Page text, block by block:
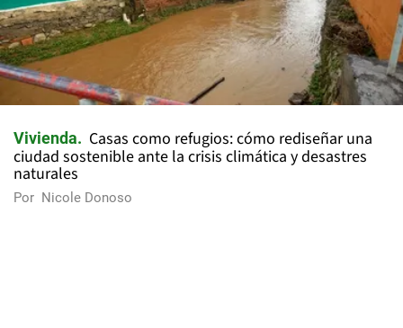
Vivienda
Casas como refugios: cómo rediseñar una
ciudad sostenible ante la crisis climática y desastres
naturales
Por Nicole Donoso